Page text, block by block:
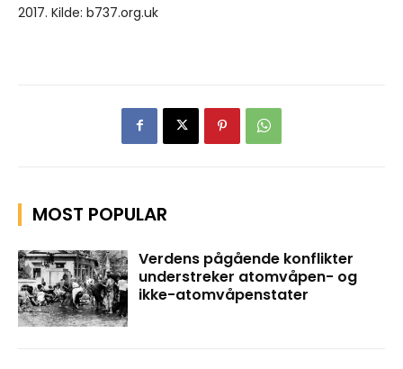
2017. Kilde: b737.org.uk
MOST POPULAR
Verdens pågående konflikter
understreker atomvåpen- og
ikke-atomvåpenstater